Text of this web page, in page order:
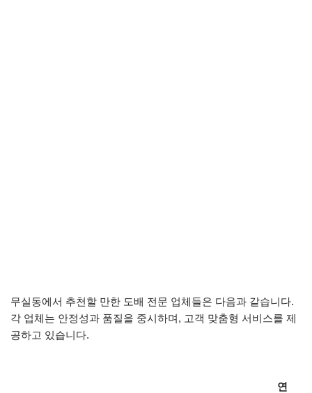
무실동에서 추천할 만한 도배 전문 업체들은 다음과 같습니다.
각 업체는 안정성과 품질을 중시하며, 고객 맞춤형 서비스를 제
공하고 있습니다.
연